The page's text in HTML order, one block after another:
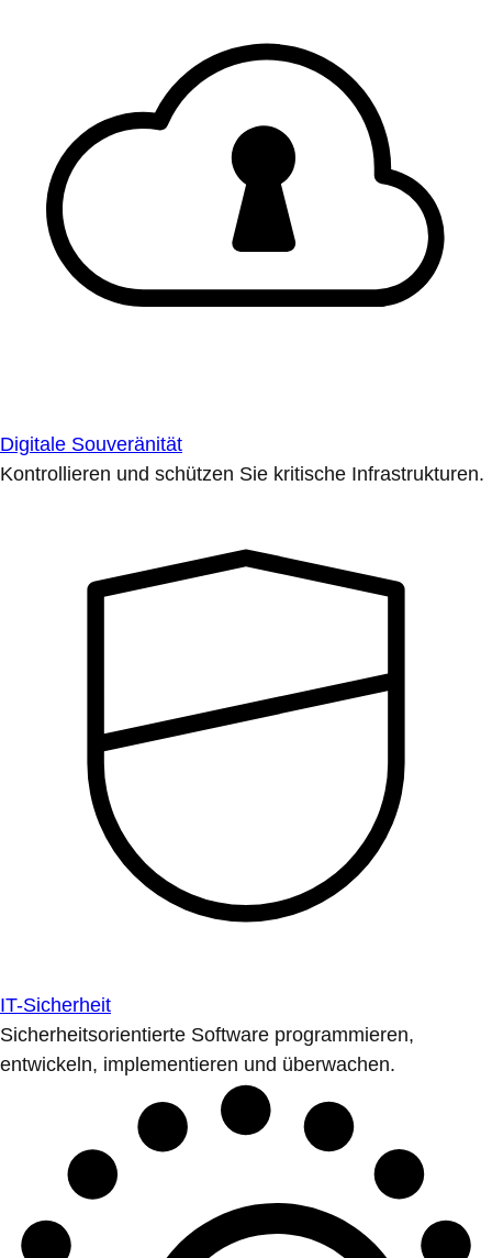
Digitale Souveränität
Kontrollieren und schützen Sie kritische Infrastrukturen.
IT-Sicherheit
Sicherheitsorientierte Software programmieren,
entwickeln, implementieren und überwachen.